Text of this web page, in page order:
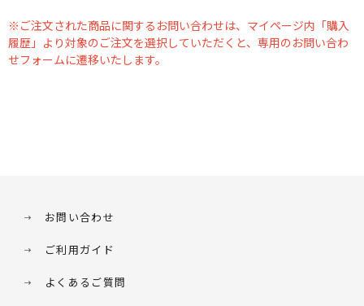
※ご注文された商品に関するお問い合わせは、マイページ内「購入
履歴」より対象のご注文を選択していただくと、専用のお問い合わ
せフォームに遷移いたします。
お問い合わせ
ご利用ガイド
よくあるご質問